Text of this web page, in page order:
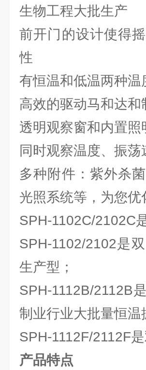
生物工程大批生产
前开门的设计使得
性
有恒温和低温两种
高效的驱动马和达
透明观察窗和内置
同时观察温度、振荡
多种附件：紫外杀
光照系统等，为您
SPH-1102C/2102C
SPH-1102/2102是
生产型；
SPH-1112B/2112B
制业行业大批量恒温
SPH-1112F/2112F
产品特点